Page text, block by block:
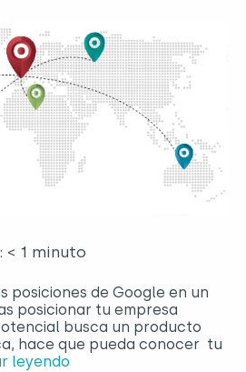
< 1 minuto
posiciones de Google en un
posicionar tu empresa
busca un producto
hace que pueda conocer tu
leyendo